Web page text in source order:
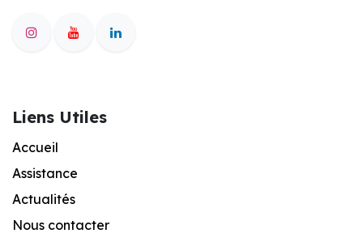
Liens Utiles
Accueil
Assistance
Actualités
Nous contacter